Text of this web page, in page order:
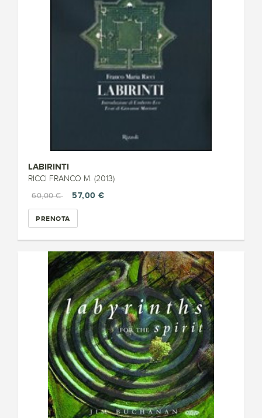
LABIRINTI
RICCI FRANCO M. (2013)
60,00 €
57,00 €
PRENOTA